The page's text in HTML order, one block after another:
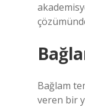
Bağlam
veren bir